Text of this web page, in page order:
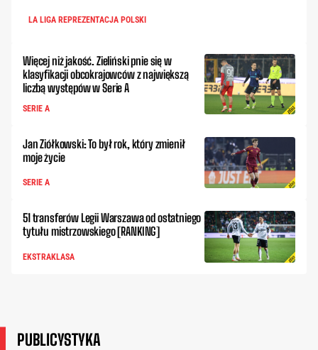
LA LIGA REPREZENTACJA POLSKI
Więcej niż jakość. Zieliński pnie się w
klasyfikacji obcokrajowców z największą
liczbą występów w Serie A
SERIE A
Jan Ziółkowski: To był rok, który zmienił
moje życie
SERIE A
51 transferów Legii Warszawa od ostatniego
tytułu mistrzowskiego [RANKING]
EKSTRAKLASA
PUBLICYSTYKA